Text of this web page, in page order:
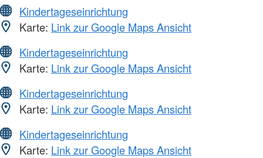
Kindertageseinrichtung
Karte: Link zur Google Maps Ansicht
Kindertageseinrichtung
Karte: Link zur Google Maps Ansicht
Kindertageseinrichtung
Karte: Link zur Google Maps Ansicht
Kindertageseinrichtung
Karte: Link zur Google Maps Ansicht